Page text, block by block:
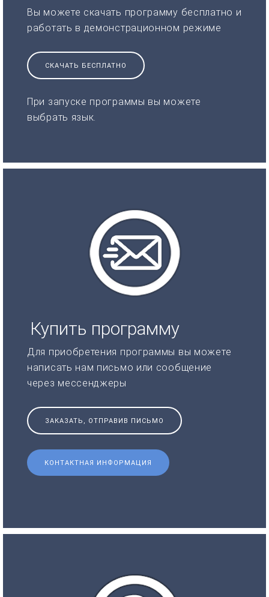
Вы можете скачать программу бесплатно и
работать в демонстрационном режиме
СКАЧАТЬ БЕСПЛАТНО
При запуске программы вы можете
выбрать язык.
Купить программу
Для приобретения программы вы можете
написать нам письмо или сообщение
через мессенджеры
ЗАКАЗАТЬ, ОТПРАВИВ ПИСЬМО
КОНТАКТНАЯ ИНФОРМАЦИЯ